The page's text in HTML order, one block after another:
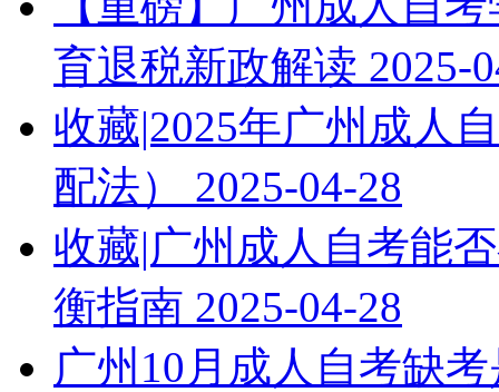
育退税新政解读 2025-
收藏|2025年广州成人
配法）
2025-04-28
收藏|广州成人自考能
衡指南 2025-04-28
广州10月成人自考缺